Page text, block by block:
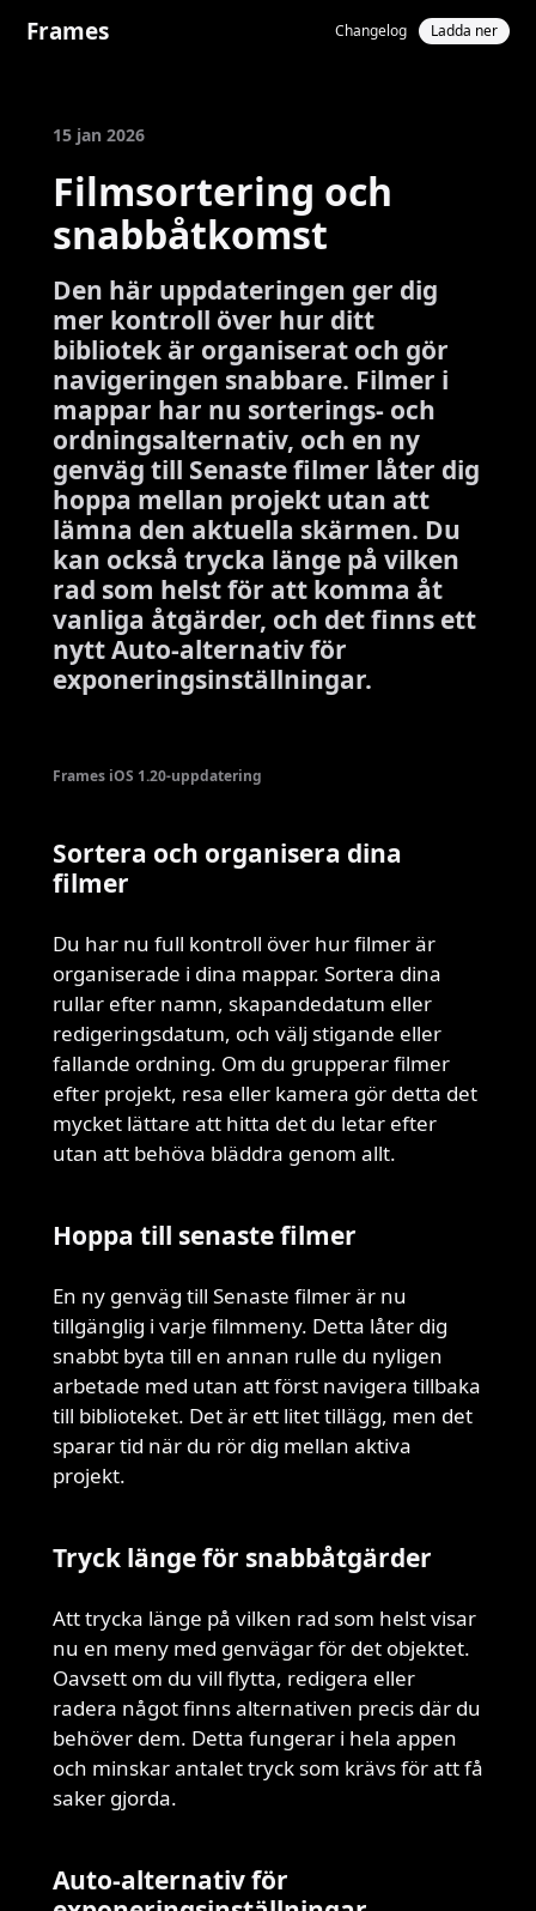
Frames Changelog Ladda ner
15 jan 2026
Filmsortering och
snabbåtkomst
Den här uppdateringen ger dig
mer kontroll över hur ditt
bibliotek är organiserat och gör
navigeringen snabbare. Filmer i
mappar har nu sorterings- och
ordningsalternativ, och en ny
genväg till Senaste filmer låter dig
hoppa mellan projekt utan att
lämna den aktuella skärmen. Du
kan också trycka länge på vilken
rad som helst för att komma åt
vanliga åtgärder, och det finns ett
nytt Auto-alternativ för
exponeringsinställningar.
Frames iOS 1.20-uppdatering
Sortera och organisera dina
filmer
Du har nu full kontroll över hur filmer är
organiserade i dina mappar. Sortera dina
rullar efter namn, skapandedatum eller
redigeringsdatum, och välj stigande eller
fallande ordning. Om du grupperar filmer
efter projekt, resa eller kamera gör detta det
mycket lättare att hitta det du letar efter
utan att behöva bläddra genom allt.
Hoppa till senaste filmer
En ny genväg till Senaste filmer är nu
tillgänglig i varje filmmeny. Detta låter dig
snabbt byta till en annan rulle du nyligen
arbetade med utan att först navigera tillbaka
till biblioteket. Det är ett litet tillägg, men det
sparar tid när du rör dig mellan aktiva
projekt.
Tryck länge för snabbåtgärder
Att trycka länge på vilken rad som helst visar
nu en meny med genvägar för det objektet.
Oavsett om du vill flytta, redigera eller
radera något finns alternativen precis där du
behöver dem. Detta fungerar i hela appen
och minskar antalet tryck som krävs för att få
saker gjorda.
Auto-alternativ för